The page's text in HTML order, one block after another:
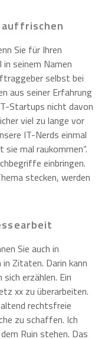
auffrischen
Sie für Ihren
in seinem Namen
selbst bei
aus seiner Erfahrung
Startups nicht davon
viel zu lange vor
IT-Nerds einmal
sie mal raukommen“.
einbringen.
stecken, werden
Sie auch in
Zitaten. Darin kann
erzählen. Ein
xx zu überarbeiten.
rechtsfreie
zu schaffen. Ich
Ruin stehen. Das